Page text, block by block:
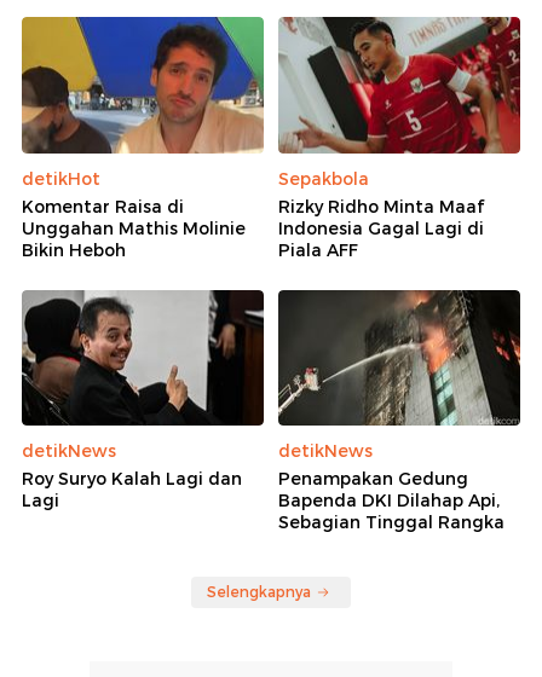
detikHot
Komentar Raisa di
Unggahan Mathis Molinie
Bikin Heboh
Sepakbola
Rizky Ridho Minta Maaf
Indonesia Gagal Lagi di
Piala AFF
detikNews
Roy Suryo Kalah Lagi dan
Lagi
detikNews
Penampakan Gedung
Bapenda DKI Dilahap Api,
Sebagian Tinggal Rangka
Selengkapnya